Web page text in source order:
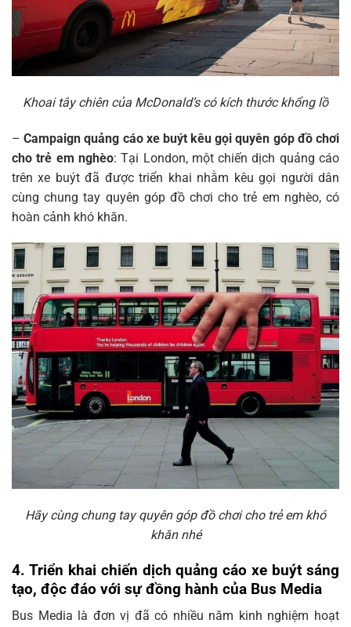
Khoai tây chiên của McDonald’s có kích thước khổng lồ
–Campaign quảng cáo xe buýt kêu gọi quyên góp đồ chơi
cho trẻ em nghèo: Tại London, một chiến dịch quảng cáo
trên xe buýt đã được triển khai nhằm kêu gọi người dân
cùng chung tay quyên góp đồ chơi cho trẻ em nghèo, có
hoàn cảnh khó khăn.
Hãy cùng chung tay quyên góp đồ chơi cho trẻ em khó
khăn nhé
4. Triển khai chiến dịch quảng cáo xe buýt sáng
tạo, độc đáo với sự đồng hành của Bus Media
Bus Media là đơn vị đã có nhiều năm kinh nghiệm hoạt